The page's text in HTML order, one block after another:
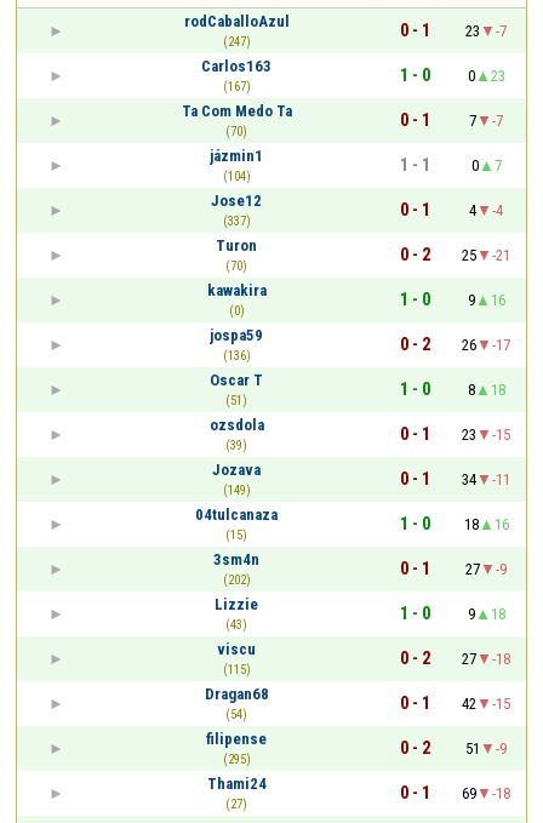
rodCaballoAzul
(247)
0 - 1 23
-7
Carlos163
(167)
1 - 0 0
23
Ta Com Medo Ta
(70)
0 - 1 7
-7
jázmin1
(104)
1 - 1 0
7
Jose12
(337)
0 - 1 4
-4
Turon
(70)
0 - 2 25
-21
kawakira
(0)
1 - 0 9
16
jospa59
(136)
0 - 2 26
-17
Oscar T
(51)
1 - 0 8
18
ozsdola
(39)
0 - 1 23
-15
Jozava
(149)
0 - 1 34
-11
04tulcanaza
(15)
1 - 0 18
16
3sm4n
(202)
0 - 1 27
-9
Lizzie
(43)
1 - 0 9
18
viscu
(115)
0 - 2 27
-18
Dragan68
(54)
0 - 1 42
-15
filipense
(295)
0 - 2 51
-9
Thami24
(27)
0 - 1 69
-18